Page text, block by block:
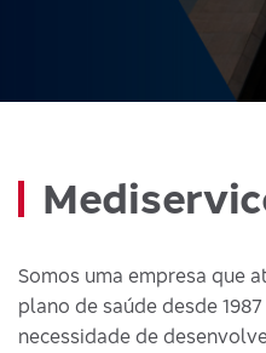
Somos uma empresa que
plano de saúde desde
necessidade de